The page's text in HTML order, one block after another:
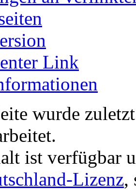
Link
wurde
ist verfügbar
Lizenz,